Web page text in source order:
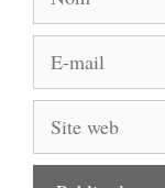
mail
Site
web